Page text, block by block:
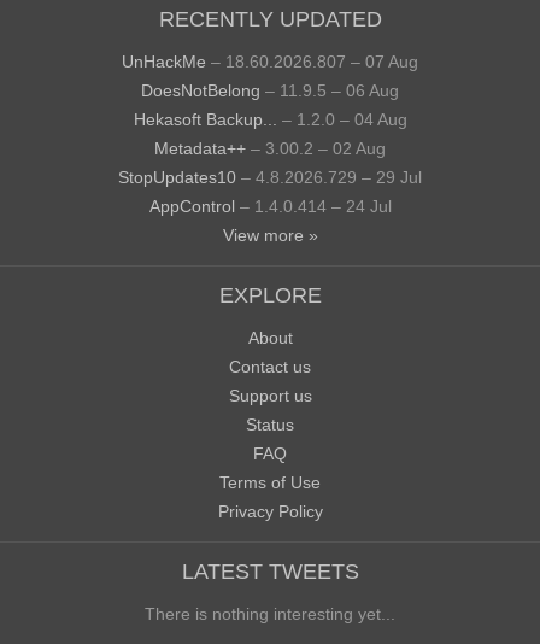
RECENTLY UPDATED
UnHackMe – 18.60.2026.807 – 07 Aug
DoesNotBelong – 11.9.5 – 06 Aug
Hekasoft Backup...
– 1.2.0 – 04 Aug
Metadata++ – 3.00.2 – 02 Aug
StopUpdates10 – 4.8.2026.729 – 29 Jul
AppControl – 1.4.0.414 – 24 Jul
View more »
EXPLORE
About
Contact us
Support us
Status
FAQ
Terms of Use
Privacy Policy
LATEST TWEETS
There is nothing interesting yet...